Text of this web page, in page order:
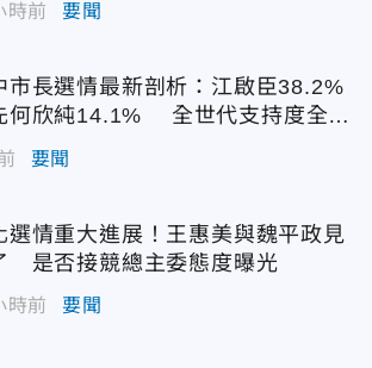
時前 要聞
市長選情最新剖析：江啟臣38.2%
何欣純14.1% 全世代支持度全面
要聞
選情重大進展！王惠美與魏平政見
是否接競總主委態度曝光
時前 要聞